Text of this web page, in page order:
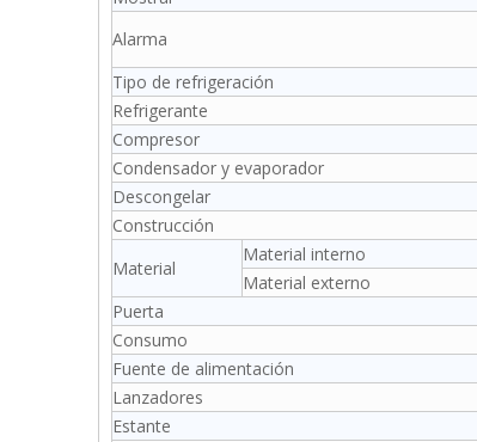
Alarma
Tipo de refrigeración
Refrigerante
Compresor
Condensador y evaporador
Descongelar
Construcción
Material
Material interno
Material externo
Puerta
Consumo
Fuente de alimentación
Lanzadores
Estante